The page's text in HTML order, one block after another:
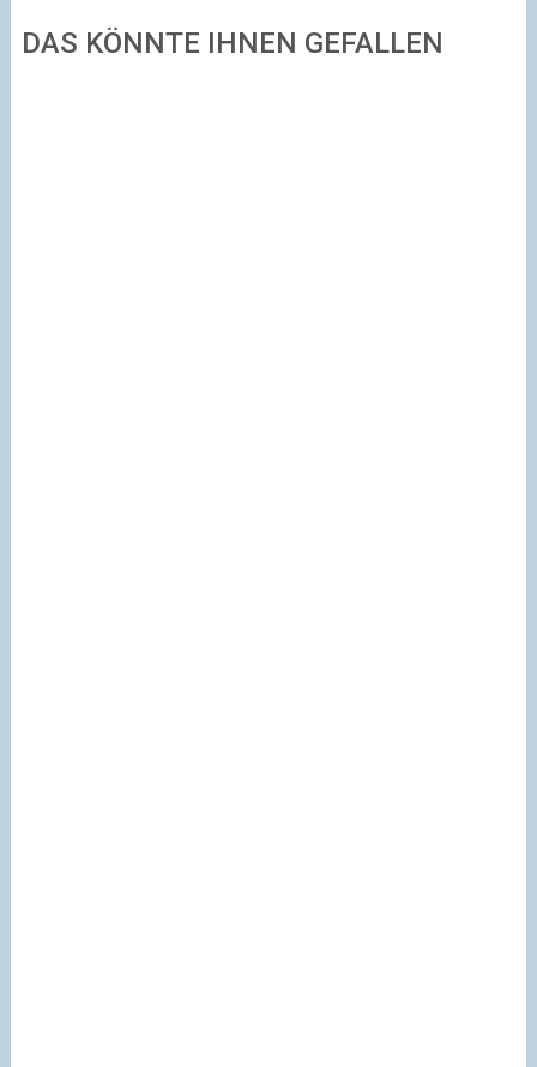
DAS KÖNNTE IHNEN GEFALLEN